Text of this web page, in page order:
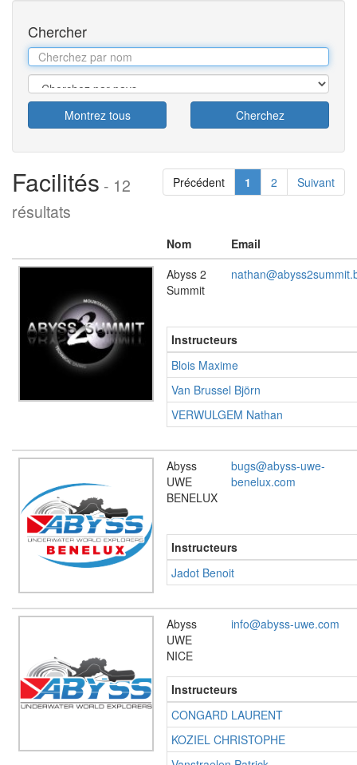
Chercher
Précédent 1 2 Suivant
Facilités - 12
résultats
Nom
Email
Abyss 2
Summit
Instructeurs
Blois Maxime
Van Brussel Björn
VERWULGEM Nathan
Abyss
UWE
BENELUX
bugs@abyss-uwe-
benelux.com
Instructeurs
Jadot Benoit
Abyss
UWE
NICE
info@abyss-uwe.com
Instructeurs
CONGARD LAURENT
KOZIEL CHRISTOPHE